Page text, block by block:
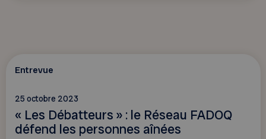
Entrevue
25 octobre 2023
« Les Débatteurs » : le Réseau FADOQ
défend les personnes aînées